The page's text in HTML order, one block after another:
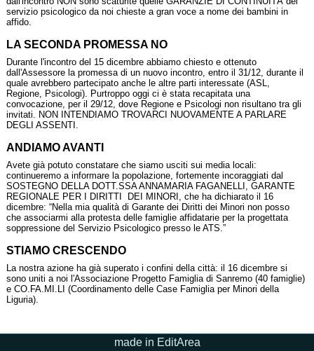
servizio psicologico da noi chieste a gran voce a nome dei bambini in
affido.
LA SECONDA PROMESSA NO
Durante l'incontro del 15 dicembre abbiamo chiesto e ottenuto
dall'Assessore la promessa di un nuovo incontro, entro il 31/12, durante il
quale avrebbero partecipato anche le altre parti interessate (ASL,
Regione, Psicologi). Purtroppo oggi ci è stata recapitata una
convocazione, per il 29/12, dove Regione e Psicologi non risultano tra gli
invitati. NON INTENDIAMO TROVARCI NUOVAMENTE A PARLARE
DEGLI ASSENTI.
ANDIAMO AVANTI
Avete già potuto constatare che siamo usciti sui media locali:
continueremo a informare la popolazione, fortemente incoraggiati dal
SOSTEGNO DELLA DOTT.SSA ANNAMARIA FAGANELLI, GARANTE
REGIONALE PER I DIRITTI DEI MINORI, che ha dichiarato il 16
dicembre: “Nella mia qualità di Garante dei Diritti dei Minori non posso
che associarmi alla protesta delle famiglie affidatarie per la progettata
soppressione del Servizio Psicologico presso le ATS.”
STIAMO CRESCENDO
La nostra azione ha già superato i confini della città: il 16 dicembre si
sono uniti a noi l'Associazione Progetto Famiglia di Sanremo (40 famiglie)
e CO.FA.MI.LI (Coordinamento delle Case Famiglia per Minori della
Liguria).
made in EditArea